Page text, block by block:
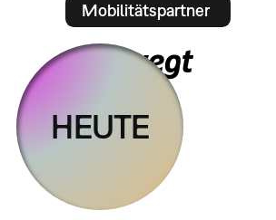
Mobilitätspartner
HEUTE